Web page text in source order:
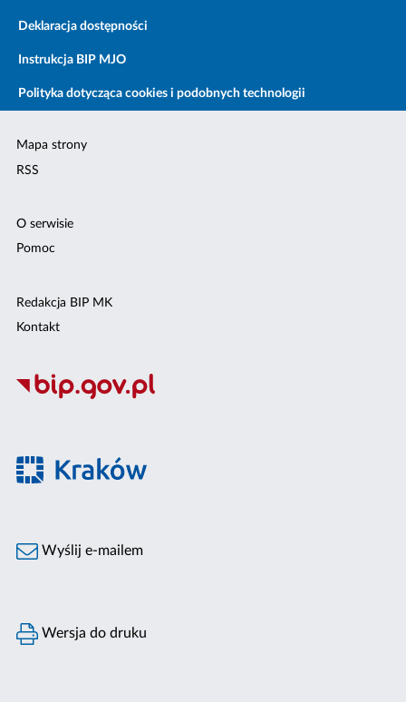
Deklaracja dostępności
Instrukcja BIP MJO
Polityka dotycząca cookies i podobnych technologii
Mapa strony
RSS
O serwisie
Pomoc
Redakcja BIP MK
Kontakt
Wyślij e-mailem
Wersja do druku